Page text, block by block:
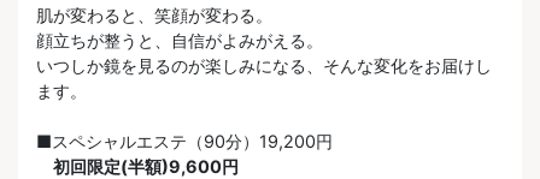
肌が変わると、笑顔が変わる。
顔立ちが整うと、自信がよみがえる。
いつしか鏡を見るのが楽しみになる、そんな変化をお届けし
ます。
■スペシャルエステ（90分）19,200円
初回限定(半額)9,600円